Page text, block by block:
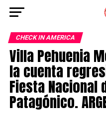
CHECK IN AMERICA
Villa Pehuenia
la cuenta
Fiesta Nacional
Patagónico.